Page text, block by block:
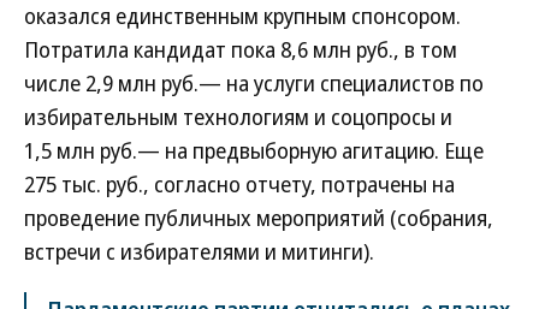
оказался единственным крупным спонсором.
Потратила кандидат пока 8,6 млн руб., в том
числе 2,9 млн руб.— на услуги специалистов по
избирательным технологиям и соцопросы и
1,5 млн руб.— на предвыборную агитацию. Еще
275 тыс. руб., согласно отчету, потрачены на
проведение публичных мероприятий (собрания,
встречи с избирателями и митинги).